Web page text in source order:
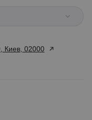
Киев, 02000